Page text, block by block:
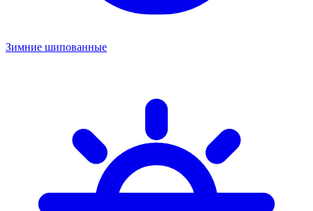
Зимние шипованные